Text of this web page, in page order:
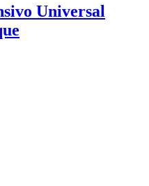
Universal